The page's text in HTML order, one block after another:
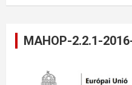
MAHOP-2.2.1-